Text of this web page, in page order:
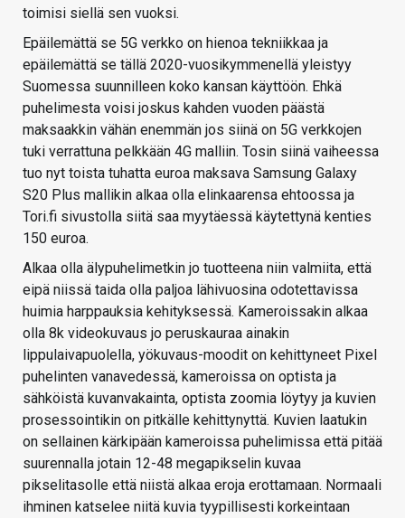
toimisi siellä sen vuoksi.
Epäilemättä se 5G verkko on hienoa tekniikkaa ja
epäilemättä se tällä 2020-vuosikymmenellä yleistyy
Suomessa suunnilleen koko kansan käyttöön. Ehkä
puhelimesta voisi joskus kahden vuoden päästä
maksaakkin vähän enemmän jos siinä on 5G verkkojen
tuki verrattuna pelkkään 4G malliin. Tosin siinä vaiheessa
tuo nyt toista tuhatta euroa maksava Samsung Galaxy
S20 Plus mallikin alkaa olla elinkaarensa ehtoossa ja
Tori.fi sivustolla siitä saa myytäessä käytettynä kenties
150 euroa.
Alkaa olla älypuhelimetkin jo tuotteena niin valmiita, että
eipä niissä taida olla paljoa lähivuosina odotettavissa
huimia harppauksia kehityksessä. Kameroissakin alkaa
olla 8k videokuvaus jo peruskauraa ainakin
lippulaivapuolella, yökuvaus-moodit on kehittyneet Pixel
puhelinten vanavedessä, kameroissa on optista ja
sähköistä kuvanvakainta, optista zoomia löytyy ja kuvien
prosessointikin on pitkälle kehittynyttä. Kuvien laatukin
on sellainen kärkipään kameroissa puhelimissa että pitää
suurennalla jotain 12-48 megapikselin kuvaa
pikselitasolle että niistä alkaa eroja erottamaan. Normaali
ihminen katselee niitä kuvia tyypillisesti korkeintaan